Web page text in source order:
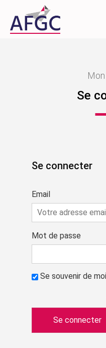
Se
Se connecter
Email
Mot de passe
Se souvenir de moi